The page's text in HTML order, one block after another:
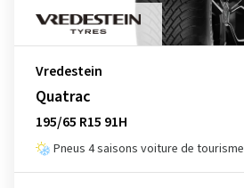
Vredestein
Quatrac
195/65 R15 91H
Pneus 4 saisons voiture de tourisme